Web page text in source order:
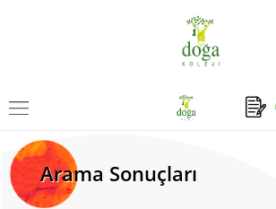
Arama Sonuçları